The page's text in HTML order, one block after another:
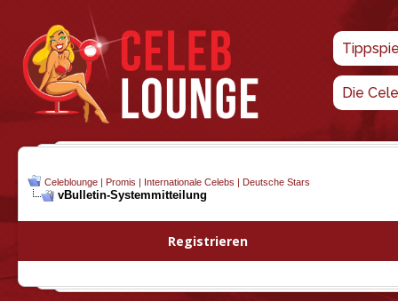
Die
Celeblounge | Promis | Internationale Celebs | Deutsche Stars
vBulletin-Systemmitteilung
Registrieren